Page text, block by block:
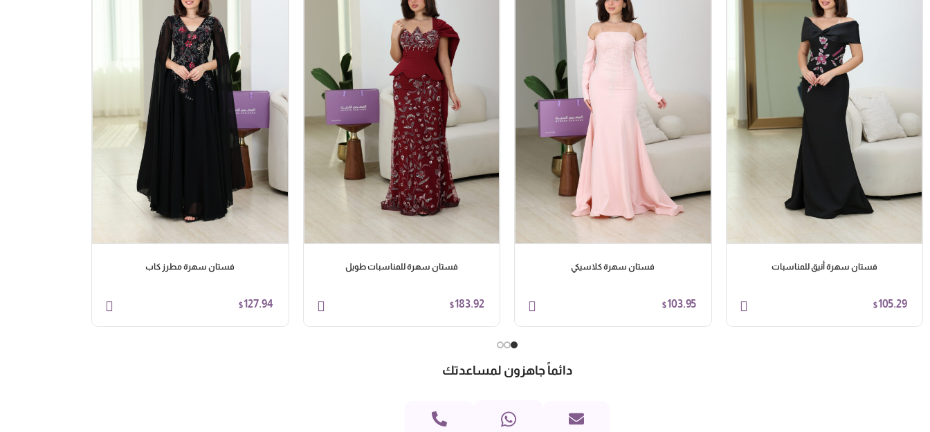
فستان سهرة أنيق للمناسبات
$105.29
فستان سهرة كلاسيكي
$103.95
فستان سهرة للمناسبات طويل
$183.92
فستان سهرة مطرز كاب
$127.94
دائماً جاهزون لمساعدتك